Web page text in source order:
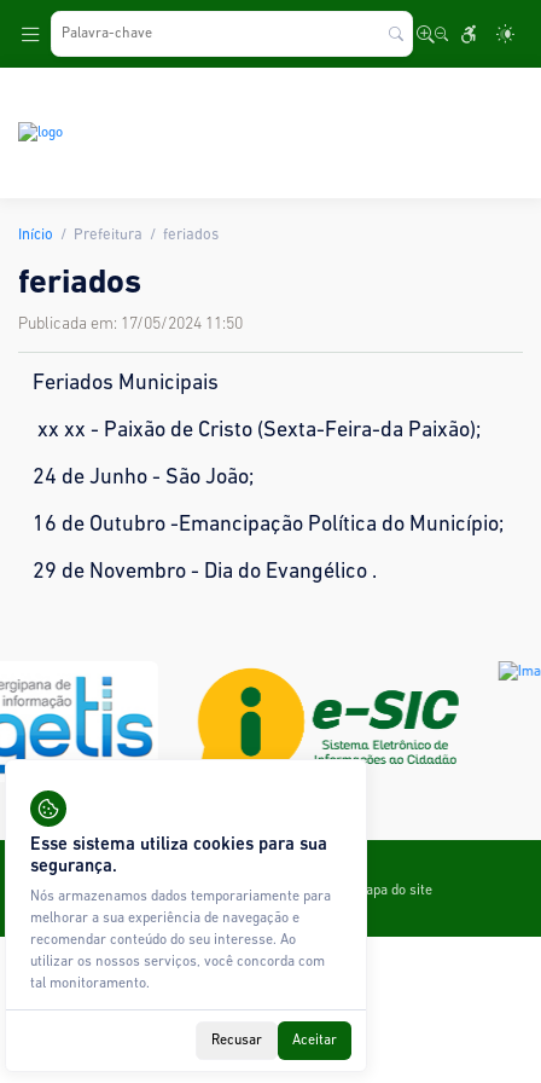
Início Prefeitura feriados
feriados
Publicada em: 17/05/2024 11:50
Feriados Municipais
xx xx - Paixão de Cristo (Sexta-Feira-da Paixão);
24 de Junho - São João;
16 de Outubro -Emancipação Política do Município;
29 de Novembro - Dia do Evangélico .
Todos os direitos reservados © Ágape Sistemas
ContatoPolítica de PrivacidadeGlossário Mapa do site
Esse sistema utiliza cookies para sua
segurança.
Nós armazenamos dados temporariamente para
melhorar a sua experiência de navegação e
recomendar conteúdo do seu interesse. Ao
utilizar os nossos serviços, você concorda com
tal monitoramento.
Recusar Aceitar